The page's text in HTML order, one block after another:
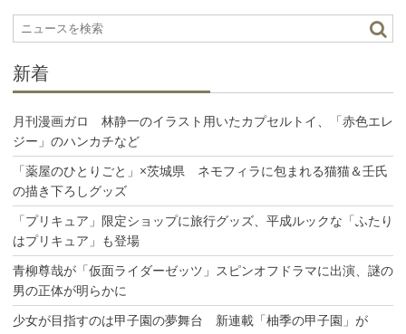
シ
ョ
新着
月刊漫画ガロ 林静一のイラスト用いたカプセルトイ、「赤色エレ
ジー」のハンカチなど
「薬屋のひとりごと」×茨城県 ネモフィラに包まれる猫猫＆壬氏
の描き下ろしグッズ
「プリキュア」限定ショップに旅行グッズ、平成ルックな「ふたり
はプリキュア」も登場
青柳尊哉が「仮面ライダーゼッツ」スピンオフドラマに出演、謎の
男の正体が明らかに
少女が目指すのは甲子園の夢舞台 新連載「柚季の甲子園」が